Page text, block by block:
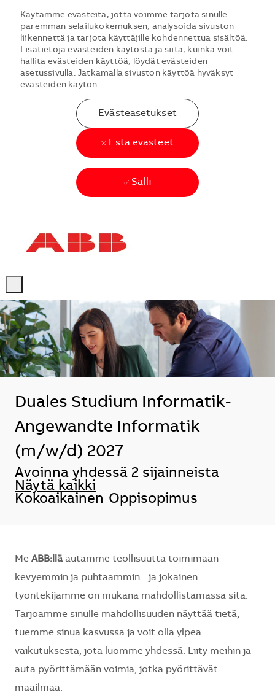
-
-
Käytämme evästeitä, jotta voimme tarjota sinulle
paremman selailukokemuksen, analysoida sivuston
liikennettä ja tarjota käyttäjille kohdennettua sisältöä.
Lisätietoja evästeiden käytöstä ja siitä, kuinka voit
hallita evästeiden käyttöä, löydät evästeiden
asetussivulla. Jatkamalla sivuston käyttöä hyväksyt
evästeiden käytön.
Evästeasetukset
Estä evästeet
Salli
Duales Studium Informatik-
Angewandte Informatik
(m/w/d) 2027
Avoinna yhdessä 2 sijainneista
Näytä kaikki
Kokoaikainen Oppisopimus
Me ABB:lläautamme teollisuutta toimimaan
kevyemmin ja puhtaammin - ja jokainen
työntekijämme on mukana mahdollistamassa sitä.
Tarjoamme sinulle mahdollisuuden näyttää tietä,
tuemme sinua kasvussa ja voit olla ylpeä
vaikutuksesta, jota luomme yhdessä. Liity meihin ja
auta pyörittämään voimia, jotka pyörittävät
maailmaa.